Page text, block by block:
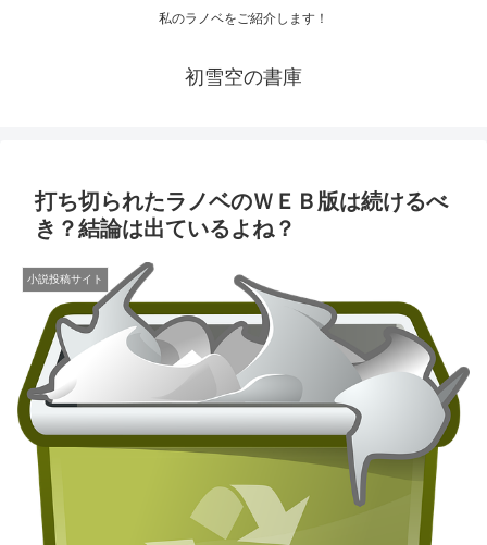
私のラノベをご紹介します！
初雪空の書庫
打ち切られたラノベのＷＥＢ版は続けるべ
き？結論は出ているよね？
小説投稿サイト